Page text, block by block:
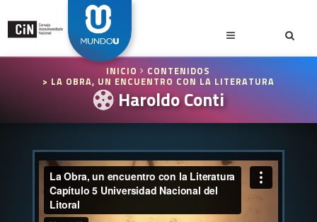
INICIO CONTENIDOS
> LA OBRA, UN ENCUENTRO CON LA LITERATURA
Haroldo Conti